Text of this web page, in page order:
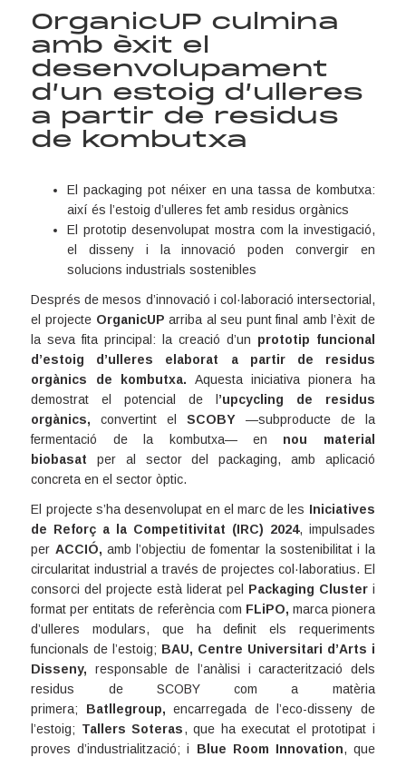
OrganicUP culmina
amb èxit el
desenvolupament
d’un estoig d’ulleres
a partir de residus
de kombutxa
El packaging pot néixer en una tassa de kombutxa:
així és l’estoig d’ulleres fet amb residus orgànics
El prototip desenvolupat mostra com la investigació,
el disseny i la innovació poden convergir en
solucions industrials sostenibles
Després de mesos d’innovació i col·laboració intersectorial,
el projecte OrganicUP arriba al seu punt final amb l’èxit de
la seva fita principal: la creació d’un prototip funcional
d’estoig d’ulleres elaborat a partir de residus
orgànics de kombutxa. Aquesta iniciativa pionera ha
demostrat el potencial de l’upcycling de residus
orgànics, convertint el SCOBY —subproducte de la
fermentació de la kombutxa— en nou material
biobasat per al sector del packaging, amb aplicació
concreta en el sector òptic.
El projecte s’ha desenvolupat en el marc de les Iniciatives
de Reforç a la Competitivitat (IRC) 2024, impulsades
per ACCIÓ, amb l’objectiu de fomentar la sostenibilitat i la
circularitat industrial a través de projectes col·laboratius. El
consorci del projecte està liderat pel Packaging Cluster i
format per entitats de referència com FLiPO, marca pionera
d’ulleres modulars, que ha definit els requeriments
funcionals de l’estoig; BAU, Centre Universitari d’Arts i
Disseny, responsable de l’anàlisi i caracterització dels
residus de SCOBY com a matèria
primera; Batllegroup,encarregada de l’eco-disseny de
l’estoig; Tallers Soteras, que ha executat el prototipat i
proves d’industrialització; i Blue Room Innovation, que